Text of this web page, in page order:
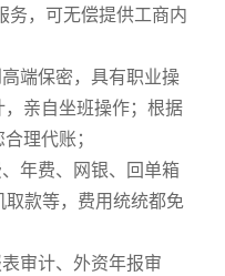
务，可无偿提供工商内
端保密，具有职业操
亲自坐班操作；根据
理代账；
年费、网银、回单箱
款等，费用统统都免
审计、外资年报审